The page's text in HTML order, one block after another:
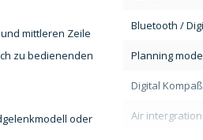
mittleren Zeile
zu bedienenden
oder
Bluetooth /
Planning mode
Digital Kompaß
Air